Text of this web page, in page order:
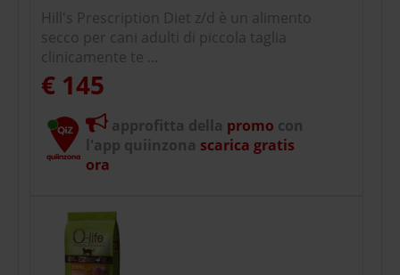
Hill's Prescription Diet z/d è un alimento
secco per cani adulti di piccola taglia
clinicamente te ...
€ 145
approfitta della promo con
l'app quiinzona scarica gratis
ora